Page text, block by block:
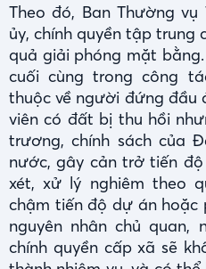
Theo đó, Ban Thường
ủy, chính quyền tập trung
quả giải phóng mặt
cuối cùng trong công
thuộc về người đứng đầu
viên có đất bị thu hồi
trương, chính sách của
nước, gây cản trở tiến
xét, xử lý nghiêm theo
chậm tiến độ dự án hoặc
nguyên nhân chủ quan,
chính quyền cấp xã sẽ